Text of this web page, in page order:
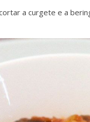
a curgete e a